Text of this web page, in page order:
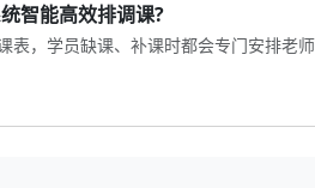
智能高效排调课?
表，学员缺课、补课时都会专门安排老